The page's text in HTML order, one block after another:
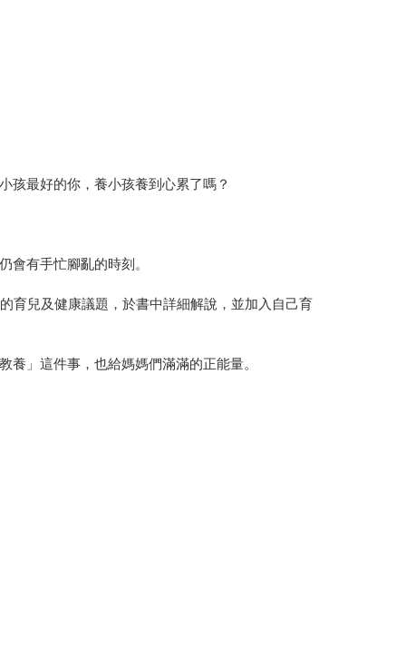
孩最好的你，養小孩養到心累了嗎？
會有手忙腳亂的時刻。
育兒及健康議題，於書中詳細解說，並加入自己育
」這件事，也給媽媽們滿滿的正能量。